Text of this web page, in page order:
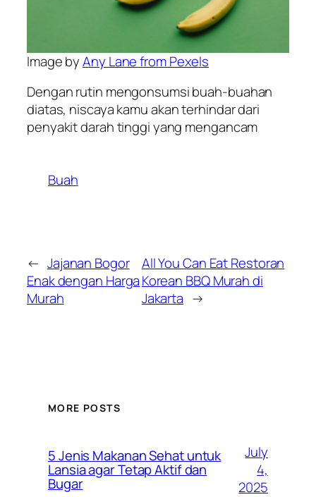
Image byAny Lane from Pexels
Dengan rutin mengonsumsi buah-buahan
diatas, niscaya kamu akan terhindar dari
penyakit darah tinggi yang mengancam
Buah
← Jajanan Bogor
Enak dengan Harga
Murah
All You Can Eat Restoran
Korean BBQ Murah di
Jakarta →
MORE POSTS
5 Jenis Makanan Sehat untuk
Lansia agar Tetap Aktif dan
Bugar
July
4,
2025